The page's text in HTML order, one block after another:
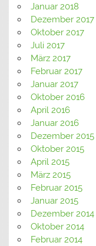
Januar 2018
Dezember 2017
Oktober 2017
Juli 2017
März 2017
Februar 2017
Januar 2017
Oktober 2016
April 2016
Januar 2016
Dezember 2015
Oktober 2015
April 2015
März 2015
Februar 2015
Januar 2015
Dezember 2014
Oktober 2014
Februar 2014